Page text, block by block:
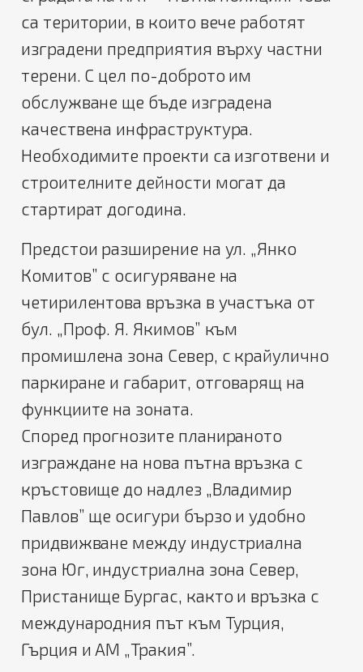
са територии, в които вече работят
изградени предприятия върху частни
терени. С цел по-доброто им
обслужване ще бъде изградена
качествена инфраструктура.
Необходимите проекти са изготвени и
строителните дейности могат да
стартират догодина.
Предстои разширение на ул. „Янко
Комитов” с осигуряване на
четирилентова връзка в участъка от
бул. „Проф. Я. Якимов” към
промишлена зона Север, с крайулично
паркиране и габарит, отговарящ на
функциите на зоната.
Според прогнозите планираното
изграждане на нова пътна връзка с
кръстовище до надлез „Владимир
Павлов” ще осигури бързо и удобно
придвижване между индустриална
зона Юг, индустриална зона Север,
Пристанище Бургас, както и връзка с
международния път към Турция,
Гърция и АМ „Тракия”.